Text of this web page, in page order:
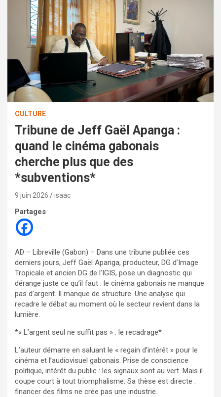
CULTURE
Tribune de Jeff Gaël Apanga :
quand le cinéma gabonais
cherche plus que des
*subventions*
9 juin 2026 isaac
Partages
AD – Libreville (Gabon) – Dans une tribune publiée ces
derniers jours, Jeff Gaël Apanga, producteur, DG d’Image
Tropicale et ancien DG de l’IGIS, pose un diagnostic qui
dérange juste ce qu’il faut : le cinéma gabonais ne manque
pas d’argent. Il manque de structure. Une analyse qui
recadre le débat au moment où le secteur revient dans la
lumière.
*« L’argent seul ne suffit pas » : le recadrage*
L’auteur démarre en saluant le « regain d’intérêt » pour le
cinéma et l’audiovisuel gabonais. Prise de conscience
politique, intérêt du public : les signaux sont au vert. Mais il
coupe court à tout triomphalisme. Sa thèse est directe :
financer des films ne crée pas une industrie.